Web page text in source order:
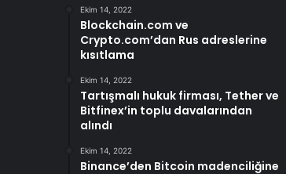
Ekim 14, 2022
Blockchain.com ve
Crypto.com’dan Rus adreslerine
kısıtlama
Ekim 14, 2022
Tartışmalı hukuk firması, Tether ve
Bitfinex’in toplu davalarından
alındı
Ekim 14, 2022
Binance’den Bitcoin madenciliğine